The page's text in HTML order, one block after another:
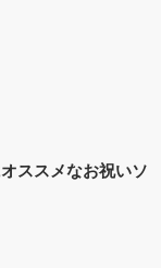
ススメなお祝いソ